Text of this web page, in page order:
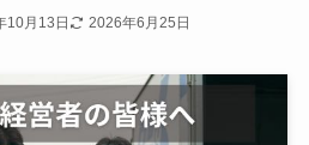
10月13日 2026年6月25日